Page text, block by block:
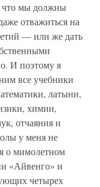
что мы должны
отважиться на
— или же дать
И поэтому я
все учебники
латыни,
химии,
отчаяния и
у меня не
о мимолетном
«Айвенго» и
четырех